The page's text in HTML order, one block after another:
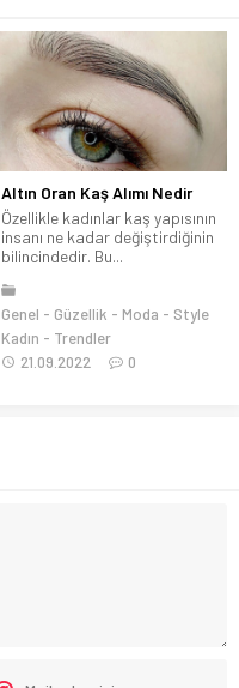
Saç Bakımında Kullandığınız
Elektronik Aletlerde Nelere
Dikkat Etmelisiniz?
Saçlarınızın her zaman bakımlı
istiyorsanız kişisel...